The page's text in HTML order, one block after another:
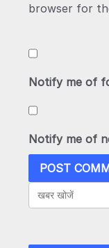
browser for
Notify me of
Notify me of